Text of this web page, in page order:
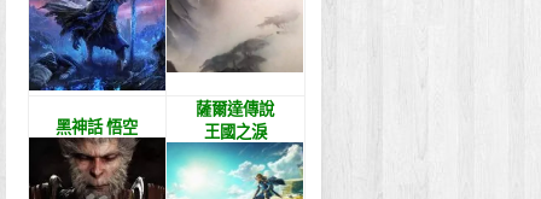
黑神話 悟空
薩爾達傳說
王國之淚